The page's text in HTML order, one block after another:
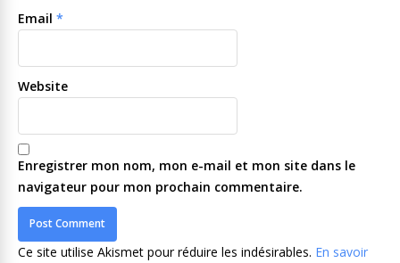
Email *
Website
Enregistrer mon nom, mon e-mail et mon site dans le
navigateur pour mon prochain commentaire.
Ce site utilise Akismet pour réduire les indésirables. En savoir